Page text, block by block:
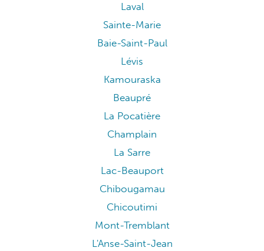
Laval
Sainte-Marie
Baie-Saint-Paul
Lévis
Kamouraska
Beaupré
La Pocatière
Champlain
La Sarre
Lac-Beauport
Chibougamau
Chicoutimi
Mont-Tremblant
L'Anse-Saint-Jean